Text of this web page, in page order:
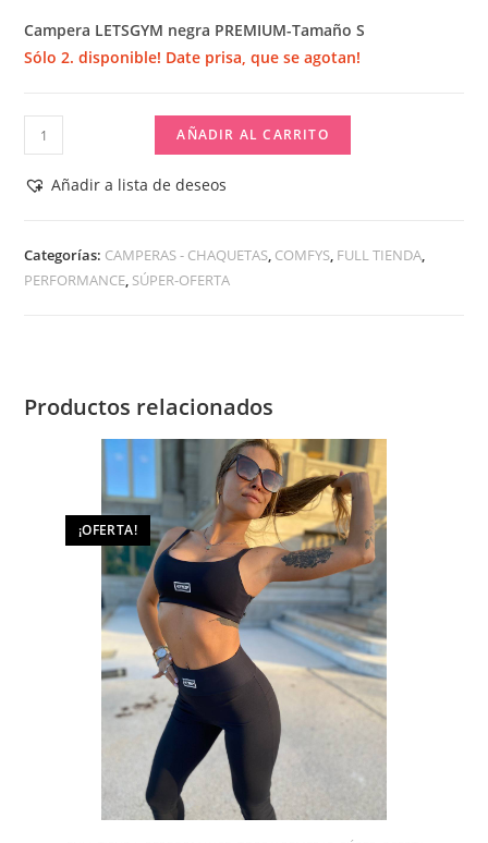
original
era:
actual
es:
Campera LETSGYM negra PREMIUM-Tamaño S
Sólo 2. disponible! Date prisa, que se agotan!
Campera
LETSGYM
negra
S
cantidad
AÑADIR AL CARRITO
Añadir a lista de deseos
Categorías: CAMPERAS - CHAQUETAS, COMFYS, FULL TIENDA,
PERFORMANCE, SÚPER-OFERTA
Productos relacionados
¡OFERTA!